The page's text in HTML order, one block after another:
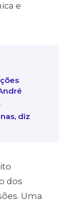
e
diz
dos
Uma